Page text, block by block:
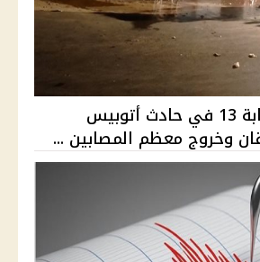
وفاة طفل وإصابة 13 في حادث أتوبيس
وخروج معظم المصابين ...